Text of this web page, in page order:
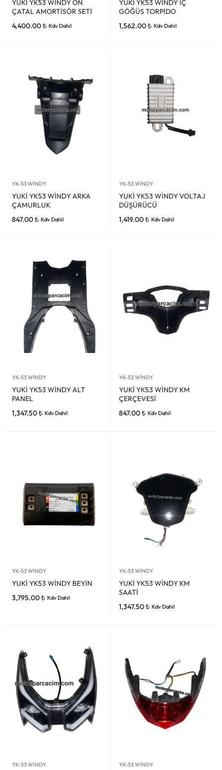
YUKİ YK53 WİNDY ÖN
ÇATAL AMORTİSÖR SETİ
4,400.00₺ Kdv Dahil
YUKİ YK53 WİNDY İÇ
GÖĞÜS TORPİDO
1,562.00₺ Kdv Dahil
YK-53 WİNDY
YUKİ YK53 WİNDY ARKA
ÇAMURLUK
847.00₺ Kdv Dahil
YK-53 WİNDY
YUKİ YK53 WİNDY VOLTAJ
DÜŞÜRÜCÜ
1,419.00₺ Kdv Dahil
YK-53 WİNDY
YUKİ YK53 WİNDY ALT
PANEL
1,347.50₺ Kdv Dahil
YK-53 WİNDY
YUKİ YK53 WİNDY KM
ÇERÇEVESİ
847.00₺ Kdv Dahil
YK-53 WİNDY
YUKİ YK53 WİNDY BEYİN
3,795.00₺ Kdv Dahil
YK-53 WİNDY
YUKİ YK53 WİNDY KM
SAATİ
1,347.50₺ Kdv Dahil
YK-53 WİNDY YK-53 WİNDY